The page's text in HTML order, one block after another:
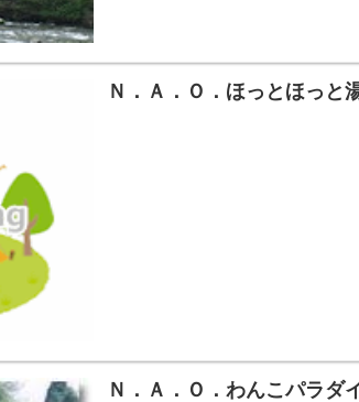
Ｎ．Ａ．Ｏ．ほっとほっと
Ｎ．Ａ．Ｏ．わんこパラダ